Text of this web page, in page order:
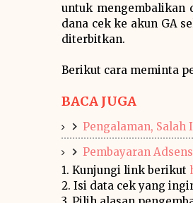
untuk mengembalikan
dana cek ke akun GA
diterbitkan.
Berikut cara meminta
BACA JUGA
Pengalaman, Salah
Pembayaran
1. Kunjungi link berikut
2. Isi data cek yang